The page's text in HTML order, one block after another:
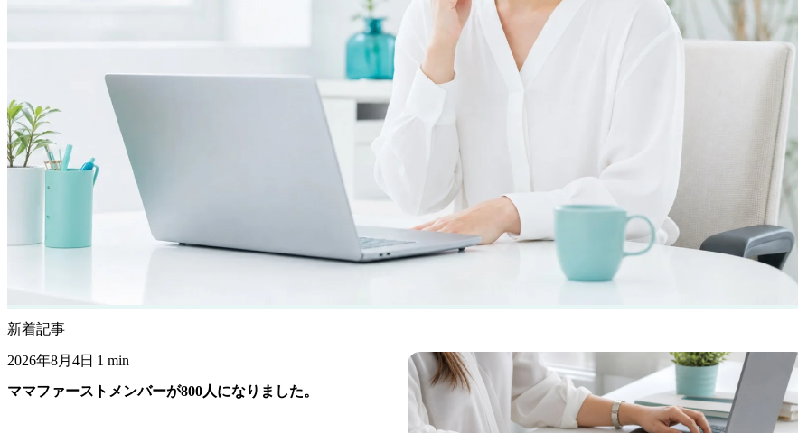
新着記事
2026年8月4日 1 min
ママファーストメンバーが800人になりました。